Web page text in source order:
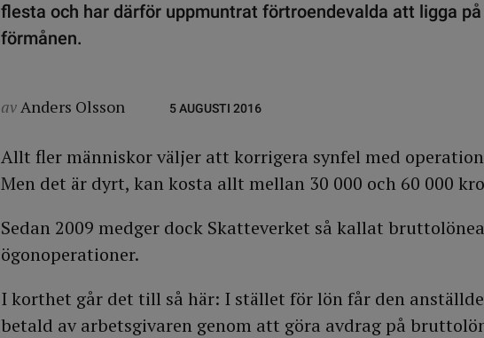
flesta och har därför uppmuntrat förtroendevalda att ligga
förmånen.
avAnders Olsson 5 AUGUSTI 2016
Allt fler människor väljer att korrigera synfel med
Men det är dyrt, kan kosta allt mellan 30 000 och 60 000
Sedan 2009 medger dock Skatteverket så kallat
ögonoperationer.
I korthet går det till så här: I stället för lön får den
betald av arbetsgivaren genom att göra avdrag på